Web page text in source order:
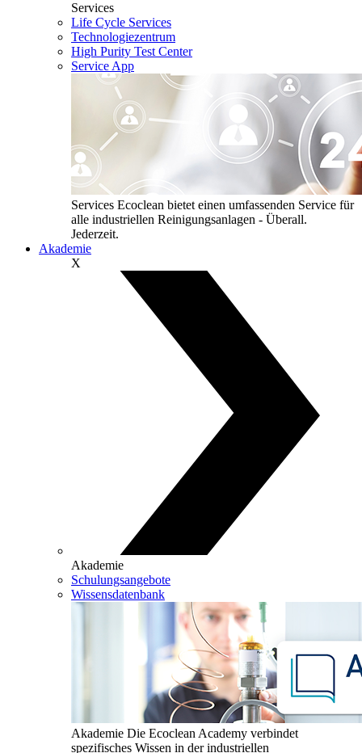
Services
Life Cycle Services
Technologiezentrum
High Purity Test Center
Service App
Services Ecoclean bietet einen umfassenden Service für
alle industriellen Reinigungsanlagen - Überall.
Jederzeit.
Akademie
X
Akademie
Schulungsangebote
Wissensdatenbank
Akademie Die Ecoclean Academy verbindet
spezifisches Wissen in der industriellen